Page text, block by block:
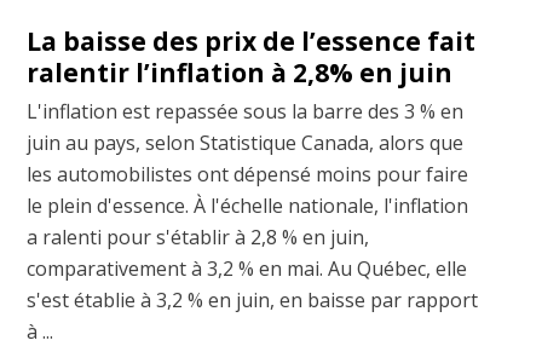
La baisse des prix de l’essence fait
ralentir l’inflation à 2,8% en juin
L'inflation est repassée sous la barre des 3 % en
juin au pays, selon Statistique Canada, alors que
les automobilistes ont dépensé moins pour faire
le plein d'essence. À l'échelle nationale, l'inflation
a ralenti pour s'établir à 2,8 % en juin,
comparativement à 3,2 % en mai. Au Québec, elle
s'est établie à 3,2 % en juin, en baisse par rapport
à ...